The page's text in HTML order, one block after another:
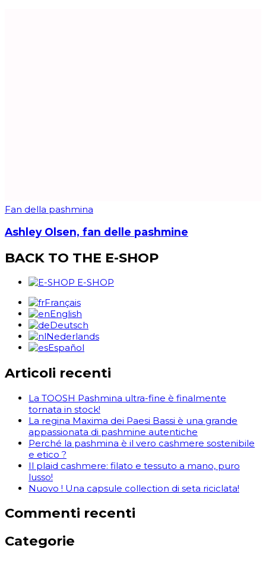
Fan della pashmina
Ashley Olsen, fan delle pashmine
BACK TO THE E-SHOP
E-SHOP
Français
English
Deutsch
Nederlands
Español
Articoli recenti
La TOOSH Pashmina ultra-fine è finalmente
tornata in stock!
La regina Maxima dei Paesi Bassi è una grande
appassionata di pashmine autentiche
Perché la pashmina è il vero cashmere sostenibile
e etico ?
Il plaid cashmere: filato e tessuto a mano, puro
lusso!
Nuovo ! Una capsule collection di seta riciclata!
Commenti recenti
Categorie